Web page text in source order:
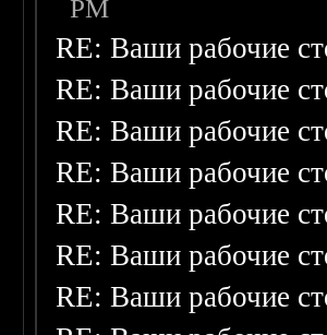
PM
RE: Ваши рабочие
RE: Ваши рабочие
RE: Ваши рабочие
RE: Ваши рабочие
RE: Ваши рабочие
RE: Ваши рабочие
RE: Ваши рабочие